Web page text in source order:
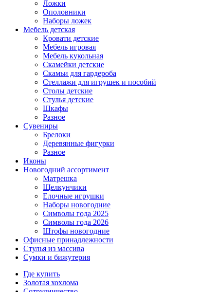
Ложки
Ополовники
Наборы ложек
Мебель детская
Кровати детские
Мебель игровая
Мебель кукольная
Скамейки детские
Скамьи для гардероба
Стеллажи для игрушек и пособий
Столы детские
Стулья детские
Шкафы
Разное
Сувениры
Брелоки
Деревянные фигурки
Разное
Иконы
Новогодний ассортимент
Матрешка
Щелкунчики
Елочные игрушки
Наборы новогодние
Символы года 2025
Символы года 2026
Штофы новогодние
Офисные принадлежности
Стулья из массива
Сумки и бижутерия
Где купить
Золотая хохлома